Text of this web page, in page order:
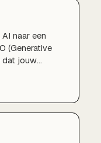
naar een
(Generative
dat jouw